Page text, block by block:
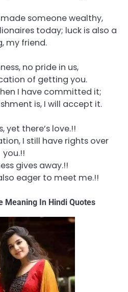
someone wealthy,
today; luck is also a
my friend.
no pride in us,
of getting you.
I have committed it;
is, I will accept it.
yet there’s love.!!
I still have rights over
you.!!
gives away.!!
eager to meet me.!!
Meaning In Hindi Quotes